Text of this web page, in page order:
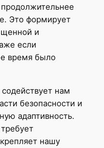
Это формирует
и
если
время было
нам
безопасности и
адаптивность.
нашу